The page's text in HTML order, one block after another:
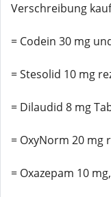
Verschreibung
= Codein 30 mg
= Stesolid 10 mg
= Dilaudid 8 mg
= OxyNorm 20 mg
= Oxazepam 10